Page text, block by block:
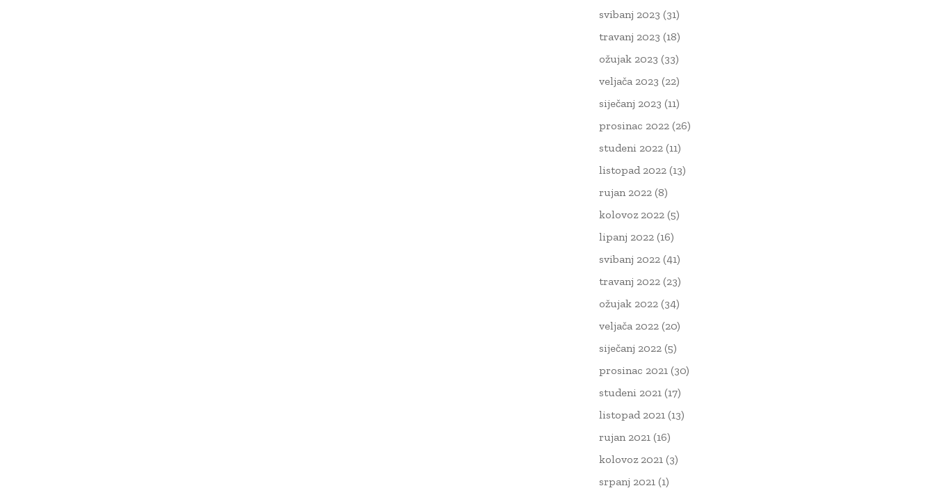
svibanj 2023 (31)
travanj 2023 (18)
ožujak 2023 (33)
veljača 2023 (22)
siječanj 2023 (11)
prosinac 2022 (26)
studeni 2022 (11)
listopad 2022 (13)
rujan 2022 (8)
kolovoz 2022 (5)
lipanj 2022 (16)
svibanj 2022 (41)
travanj 2022 (23)
ožujak 2022 (34)
veljača 2022 (20)
siječanj 2022 (5)
prosinac 2021 (30)
studeni 2021 (17)
listopad 2021 (13)
rujan 2021 (16)
kolovoz 2021 (3)
srpanj 2021 (1)